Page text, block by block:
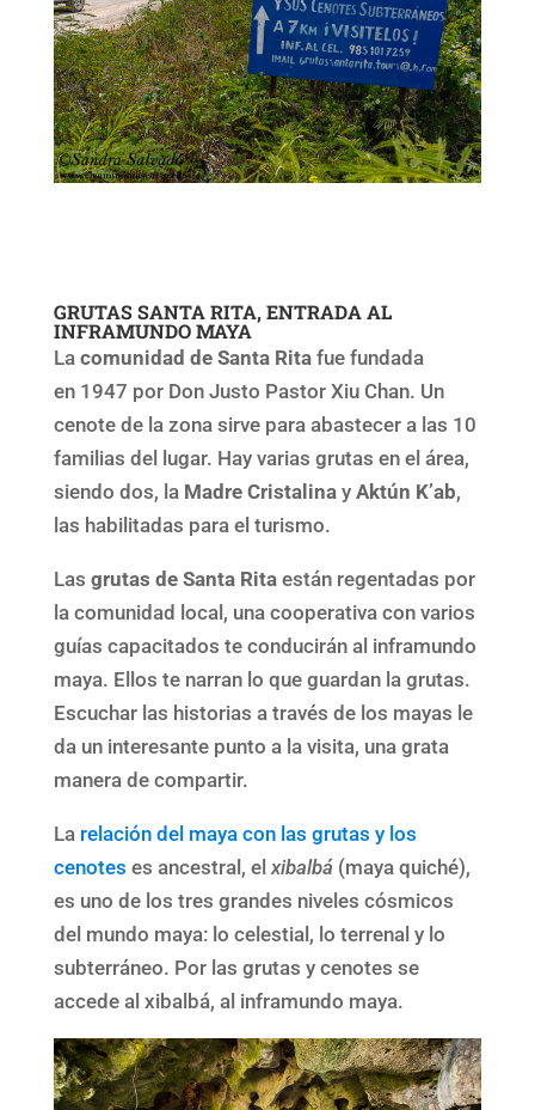
GRUTAS SANTA RITA, ENTRADA AL
INFRAMUNDO MAYA
La comunidad de Santa Ritafue fundada
en 1947 por Don Justo Pastor Xiu Chan. Un
cenote de la zona sirve para abastecer a las 10
familias del lugar. Hay varias grutas en el área,
siendo dos, la Madre Cristalinay Aktún K’ab,
las habilitadas para el turismo.
Las grutas de Santa Ritaestán regentadas por
la comunidad local, una cooperativa con varios
guías capacitados te conducirán al inframundo
maya. Ellos te narran lo que guardan la grutas.
Escuchar las historias a través de los mayas le
da un interesante punto a la visita, una grata
manera de compartir.
La relación del maya con las grutas y los
cenotes es ancestral, el xibalbá(maya quiché),
es uno de los tres grandes niveles cósmicos
del mundo maya: lo celestial, lo terrenal y lo
subterráneo. Por las grutas y cenotes se
accede al xibalbá, al inframundo maya.